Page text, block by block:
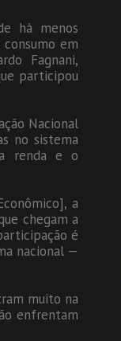
há menos
em
Fagnani,
participou
Nacional
no sistema
renda e o
a
chegam a
é
nacional —
muito na
enfrentam